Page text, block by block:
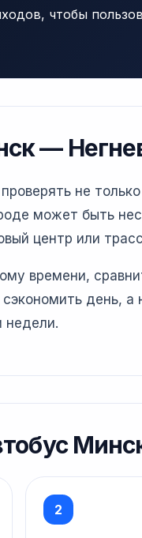
чтобы
—
не
может быть
центр или
времени,
день,
недели.
2